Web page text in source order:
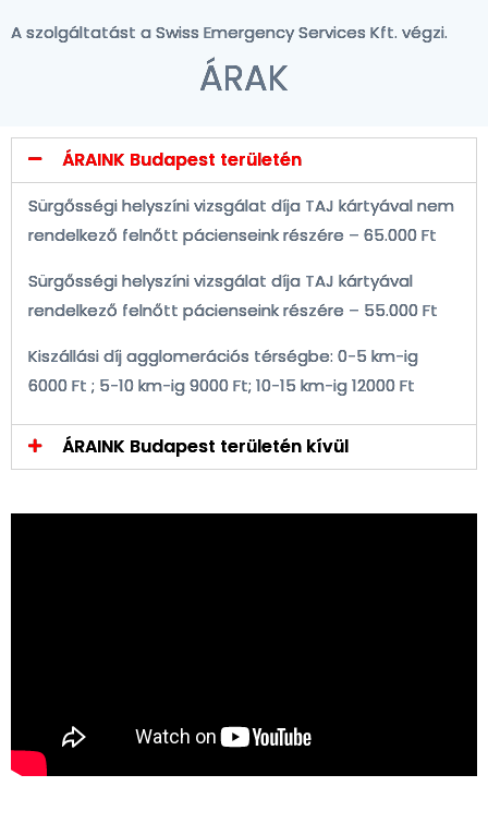
A szolgáltatást a Swiss Emergency Services Kft. végzi.
ÁRAK
ÁRAINK Budapest területén
Sürgősségi helyszíni vizsgálat díja TAJ kártyával nem
rendelkező felnőtt pácienseink részére – 65.000 Ft
Sürgősségi helyszíni vizsgálat díja TAJ kártyával
rendelkező felnőtt pácienseink részére – 55.000 Ft
Kiszállási díj agglomerációs térségbe: 0-5 km-ig
6000 Ft ; 5-10 km-ig 9000 Ft; 10-15 km-ig 12000 Ft
ÁRAINK Budapest területén kívül